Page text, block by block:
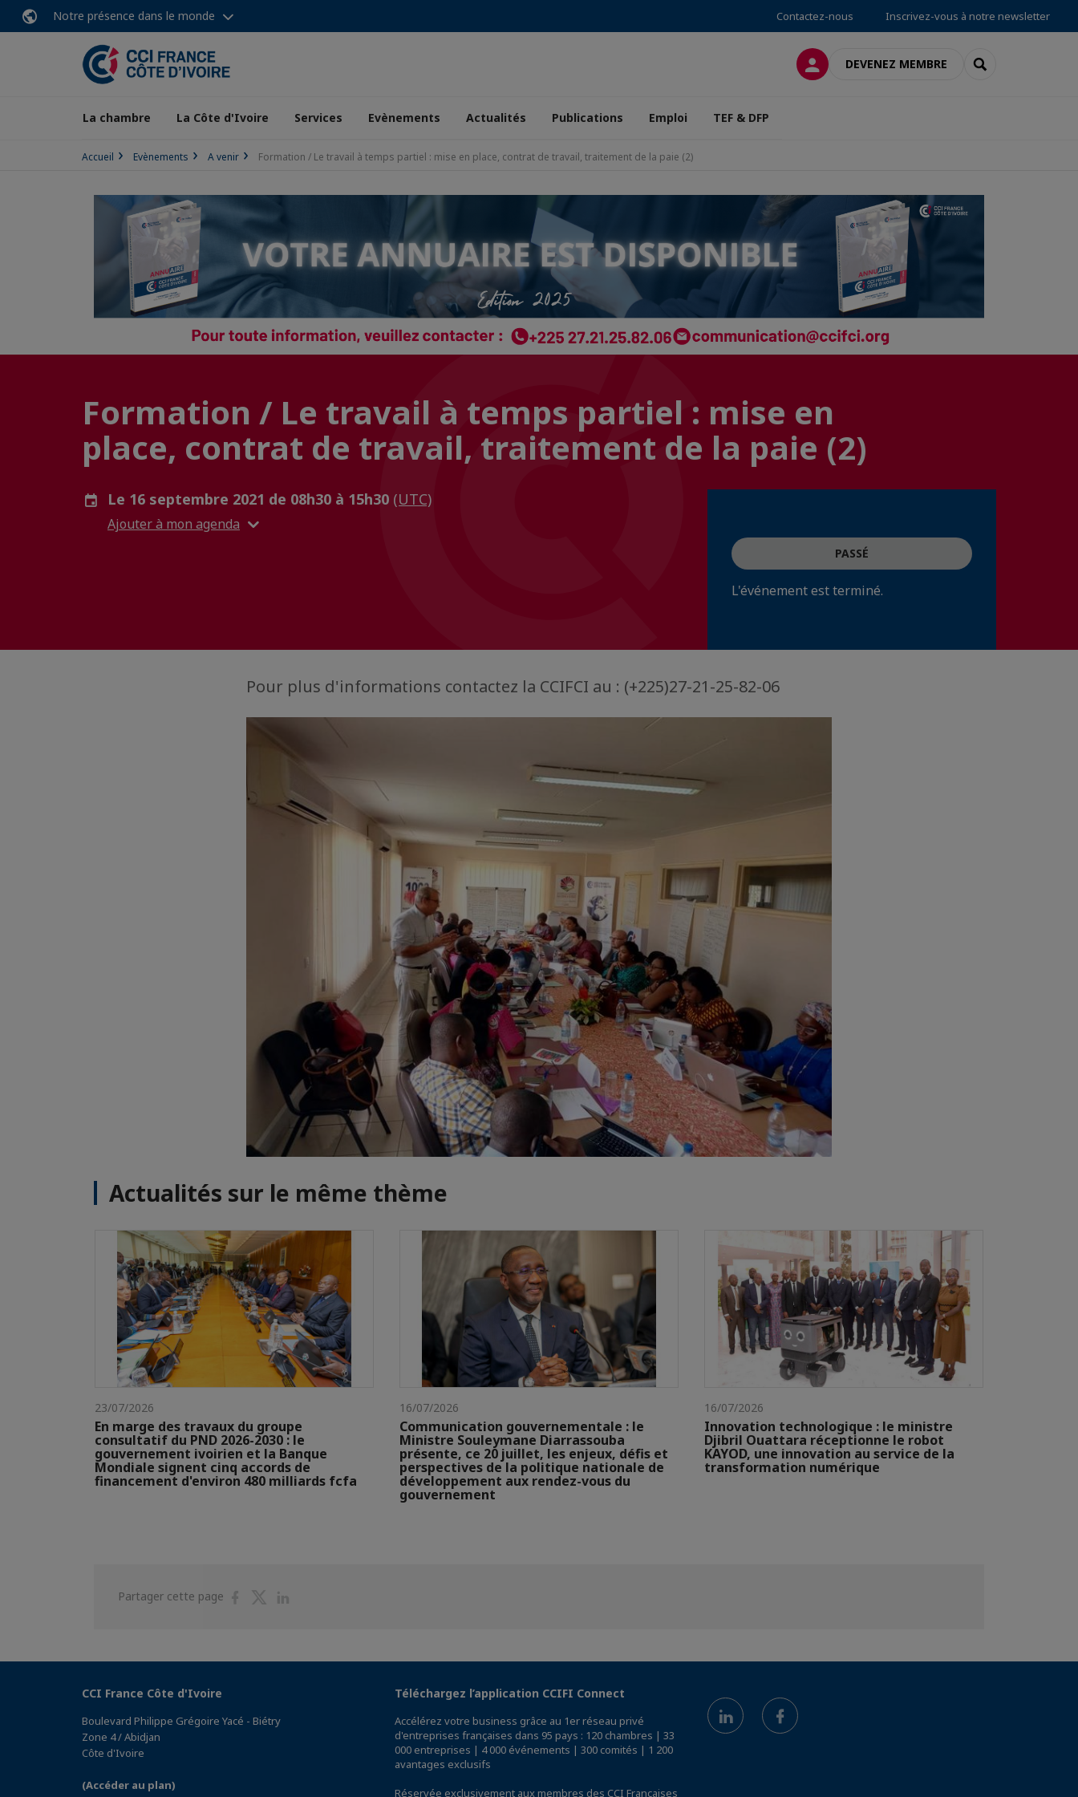
Notre présence dans le monde Contactez-nous Inscrivez-vous à notre newsletter
CONNEXIONDEVENEZ MEMBRE RECHERCHER
La chambre La Côte d'Ivoire Services Evènements Actualités Publications Emploi TEF & DFP
Accueil Evènements A venir Formation / Le travail à temps partiel : mise en place, contrat de travail, traitement de la paie (2)
Formation / Le travail à temps partiel : mise en
place, contrat de travail, traitement de la paie (2)
Le 16 septembre 2021 de 08h30 à 15h30 (UTC)
Ajouter à mon agenda
PASSÉ
L'événement est terminé.
Pour plus d'informations contactez la CCIFCI au : (+225)27-21-25-82-06
Actualités sur le même thème
23/07/2026
En marge des travaux du groupe
consultatif du PND 2026-2030 : le
gouvernement ivoirien et la Banque
Mondiale signent cinq accords de
financement d'environ 480 milliards fcfa
16/07/2026
Communication gouvernementale : le
Ministre Souleymane Diarrassouba
présente, ce 20 juillet, les enjeux, défis et
perspectives de la politique nationale de
développement aux rendez-vous du
gouvernement
16/07/2026
Innovation technologique : le ministre
Djibril Ouattara réceptionne le robot
KAYOD, une innovation au service de la
transformation numérique
Partager cette page
PartagerPartager
CCI France Côte d'Ivoire
Boulevard Philippe Grégoire Yacé - Biétry
Zone 4 / Abidjan
Côte d'Ivoire
(Accéder au plan)
Téléchargez l’application CCIFI Connect
Accélérez votre business grâce au 1er réseau privé
d'entreprises françaises dans 95 pays : 120 chambres | 33
000 entreprises | 4 000 événements | 300 comités | 1 200
avantages exclusifs
Réservée exclusivement aux membres des CCI Françaises